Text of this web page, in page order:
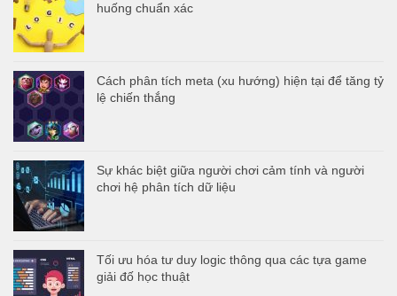
huống chuẩn xác
Cách phân tích meta (xu hướng) hiện tại để tăng tỷ
lệ chiến thắng
Sự khác biệt giữa người chơi cảm tính và người
chơi hệ phân tích dữ liệu
Tối ưu hóa tư duy logic thông qua các tựa game
giải đố học thuật